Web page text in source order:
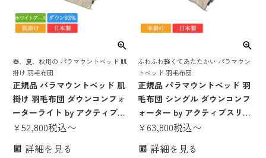
春、夏、秋用の パラマウントベッド 肌
掛け 羽毛布団
正規品 パラマウントベッド 肌
掛け 羽毛布団 ダウンコンフォ
ーターライト by アクティブス
リープ ハンガリー産ホワイト
ッド製 羽毛ふとん 暖かい 日本
¥52,800税込〜
詳細を見る
ふわふわ軽くてあたたかい パラマウン
トベッド 羽毛布団
正規品 パラマウントベッド 羽
毛布団 シングル ダウンコンフ
ォーター by アクティブスリー
プ ハンガリー産ホワイトダッ
ッド製 羽毛ふとん 暖かい 日本
¥63,800税込〜
詳細を見る